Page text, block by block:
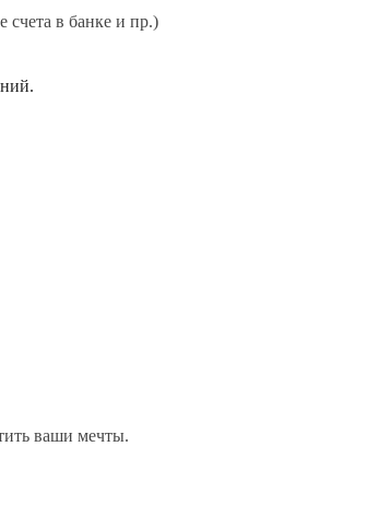
счета в банке и пр.)
ваши мечты.